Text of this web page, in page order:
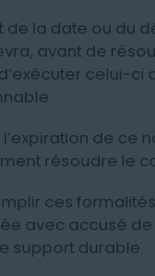
la date ou du
avant de
celui-ci
de ce
résoudre le
ces
avec accusé
support durable.